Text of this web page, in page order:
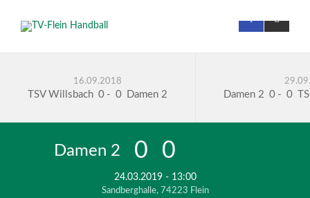
16.09.2018
TSV Willsbach 0 - 0 Damen 2 Damen 2 0 - 0
Damen 2 0 0
HSG Hohenlohe 2
24.03.2019 - 13:00
Sandberghalle, 74223 Flein